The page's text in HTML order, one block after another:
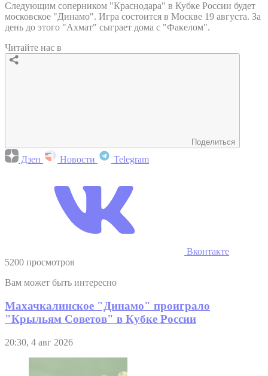
Следующим соперником "Краснодара" в Кубке России будет
московское "Динамо". Игра состоится в Москве 19 августа. За
день до этого "Ахмат" сыграет дома с "Факелом".
Читайте нас в
Поделиться
Дзен Новости Telegram
Вконтакте
5200 просмотров
Вам может быть интересно
Махачкалинское "Динамо" проиграло
"Крыльям Советов" в Кубке России
20:30, 4 авг 2026